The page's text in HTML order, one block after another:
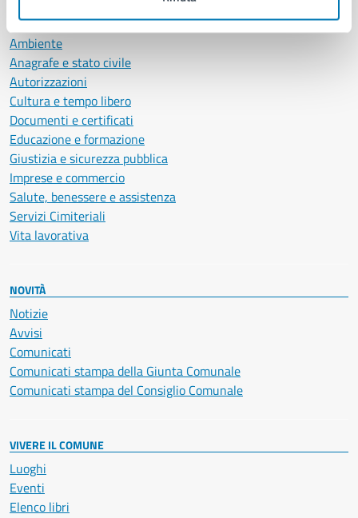
CATEGORIE DI SERVIZIO
Ambiente
Anagrafe e stato civile
Autorizzazioni
Cultura e tempo libero
Documenti e certificati
Educazione e formazione
Giustizia e sicurezza pubblica
Imprese e commercio
Salute, benessere e assistenza
Servizi Cimiteriali
Vita lavorativa
NOVITÀ
Notizie
Avvisi
Comunicati
Comunicati stampa della Giunta Comunale
Comunicati stampa del Consiglio Comunale
VIVERE IL COMUNE
Luoghi
Eventi
Elenco libri